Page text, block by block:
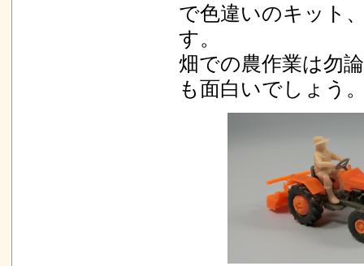
で色違いのキット
す。
畑での農作業は勿
も面白いでしょう